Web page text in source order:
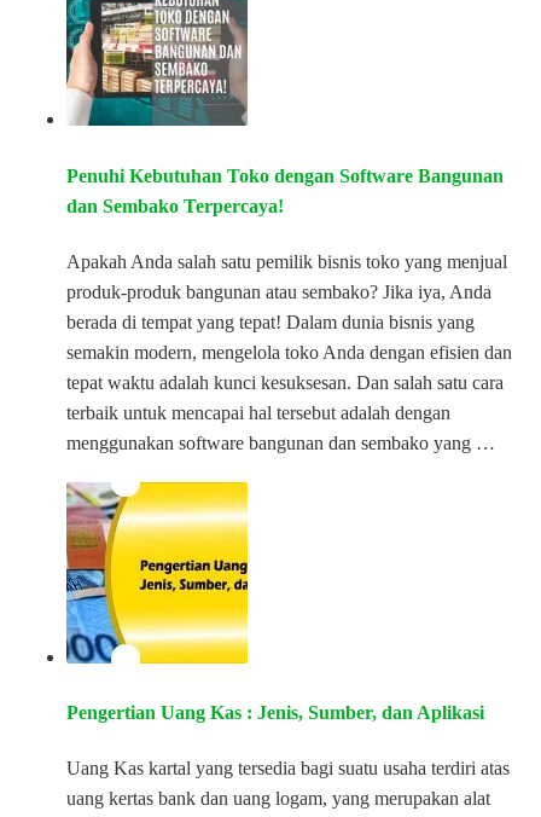
Penuhi Kebutuhan Toko dengan Software Bangunan
dan Sembako Terpercaya!
Apakah Anda salah satu pemilik bisnis toko yang menjual
produk-produk bangunan atau sembako? Jika iya, Anda
berada di tempat yang tepat! Dalam dunia bisnis yang
semakin modern, mengelola toko Anda dengan efisien dan
tepat waktu adalah kunci kesuksesan. Dan salah satu cara
terbaik untuk mencapai hal tersebut adalah dengan
menggunakan software bangunan dan sembako yang …
Pengertian Uang Kas : Jenis, Sumber, dan Aplikasi
Uang Kas kartal yang tersedia bagi suatu usaha terdiri atas
uang kertas bank dan uang logam, yang merupakan alat